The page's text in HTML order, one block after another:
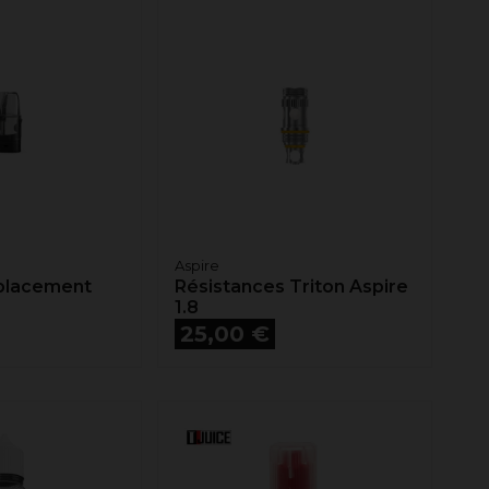
Aspire
Résistances Triton Aspire
1.8
Prix
25,00 €